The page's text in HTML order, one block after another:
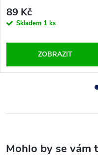
89 Kč
Skladem 1 ks
ZOBRAZIT